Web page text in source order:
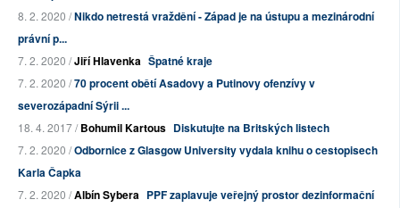
8. 2. 2020 /Nikdo netrestá vraždění - Západ je na ústupu a mezinárodní
právní p...
7. 2. 2020 /Jiří Hlavenka Špatné kraje
7. 2. 2020 /70 procent obětí Asadovy a Putinovy ofenzívy v
severozápadní Sýrii ...
18. 4. 2017 /Bohumil Kartous Diskutujte na Britských listech
7. 2. 2020 /Odbornice z Glasgow University vydala knihu o cestopisech
Karla Čapka
7. 2. 2020 /Albín Sybera PPF zaplavuje veřejný prostor dezinformační